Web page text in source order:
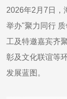
2026年2月7日，
举办"聚力同行
工及特邀嘉宾齐
彰及文化联谊等
发展蓝图。